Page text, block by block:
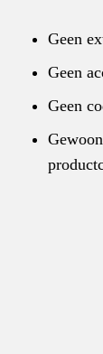
Geen
Geen
Geen